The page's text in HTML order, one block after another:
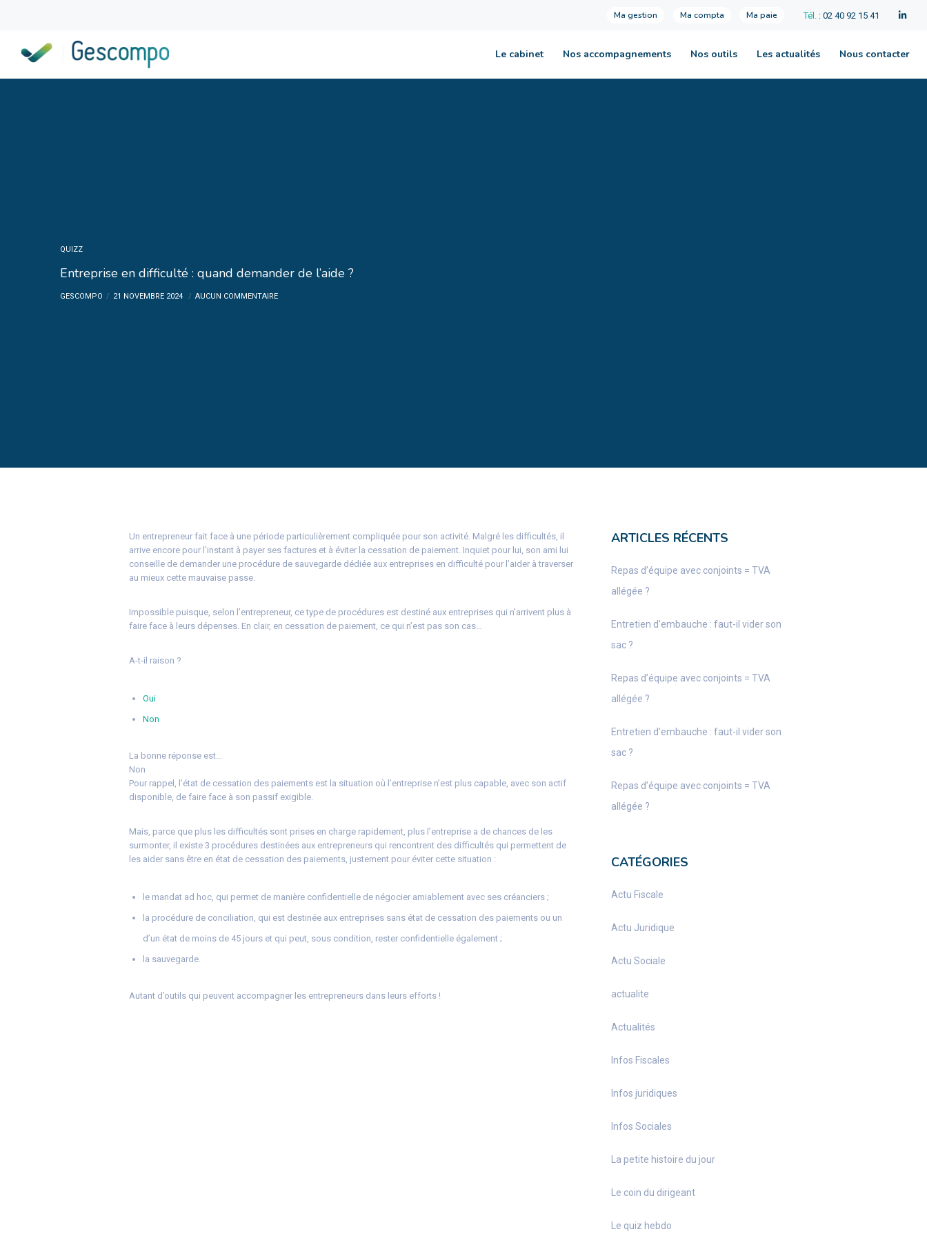
Ma gestion Ma compta Ma paie Tél. : 02 40 92 15 41
Le cabinet Nos accompagnements Nos outils Les actualités Nous contacter
QUIZZ
Entreprise en difficulté : quand demander de l’aide ?
GESCOMPO 21 NOVEMBRE 2024 AUCUN COMMENTAIRE
Un entrepreneur fait face à une période particulièrement compliquée pour son activité. Malgré les difficultés, il
arrive encore pour l’instant à payer ses factures et à éviter la cessation de paiement. Inquiet pour lui, son ami lui
conseille de demander une procédure de sauvegarde dédiée aux entreprises en difficulté pour l’aider à traverser
au mieux cette mauvaise passe.
Impossible puisque, selon l’entrepreneur, ce type de procédures est destiné aux entreprises qui n’arrivent plus à
faire face à leurs dépenses. En clair, en cessation de paiement, ce qui n’est pas son cas…
A-t-il raison ?
Oui
Non
La bonne réponse est…
Non
Pour rappel, l’état de cessation des paiements est la situation où l’entreprise n’est plus capable, avec son actif
disponible, de faire face à son passif exigible.
Mais, parce que plus les difficultés sont prises en charge rapidement, plus l’entreprise a de chances de les
surmonter, il existe 3 procédures destinées aux entrepreneurs qui rencontrent des difficultés qui permettent de
les aider sans être en état de cessation des paiements, justement pour éviter cette situation :
le mandat ad hoc, qui permet de manière confidentielle de négocier amiablement avec ses créanciers ;
la procédure de conciliation, qui est destinée aux entreprises sans état de cessation des paiements ou un
d’un état de moins de 45 jours et qui peut, sous condition, rester confidentielle également ;
la sauvegarde.
Autant d’outils qui peuvent accompagner les entrepreneurs dans leurs efforts !
ARTICLES RÉCENTS
Repas d’équipe avec conjoints = TVA
allégée ?
Entretien d’embauche : faut-il vider son
sac ?
Repas d’équipe avec conjoints = TVA
allégée ?
Entretien d’embauche : faut-il vider son
sac ?
Repas d’équipe avec conjoints = TVA
allégée ?
CATÉGORIES
Actu Fiscale
Actu Juridique
Actu Sociale
actualite
Actualités
Infos Fiscales
Infos juridiques
Infos Sociales
La petite histoire du jour
Le coin du dirigeant
Le quiz hebdo